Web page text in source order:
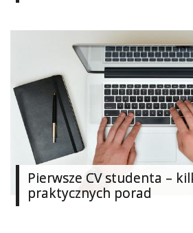
Pierwsze CV studenta –
praktycznych porad